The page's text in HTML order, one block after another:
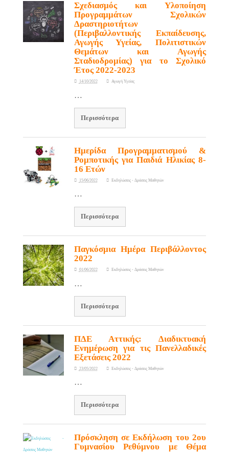
Σχεδιασμός και Υλοποίηση
Προγραμμάτων Σχολικών
Δραστηριοτήτων
(Περιβαλλοντικής Εκπαίδευσης,
Αγωγής Υγείας, Πολιτιστικών
Θεμάτων και Αγωγής
Σταδιοδρομίας) για το Σχολικό
Έτος 2022-2023
14/10/2022 Αγωγή Υγείας
…
Περισσότερα
Ημερίδα Προγραμματισμού &
Ρομποτικής για Παιδιά Ηλικίας 8-
16 Ετών
15/06/2022 Εκδηλώσεις - Δράσεις Μαθητών
…
Περισσότερα
Παγκόσμια Ημέρα Περιβάλλοντος
2022
01/06/2022 Εκδηλώσεις - Δράσεις Μαθητών
…
Περισσότερα
ΠΔΕ Αττικής: Διαδικτυακή
Ενημέρωση για τις Πανελλαδικές
Εξετάσεις 2022
23/05/2022 Εκδηλώσεις - Δράσεις Μαθητών
…
Περισσότερα
Πρόσκληση σε Εκδήλωση του 2ου
Γυμνασίου Ρεθύμνου με Θέμα